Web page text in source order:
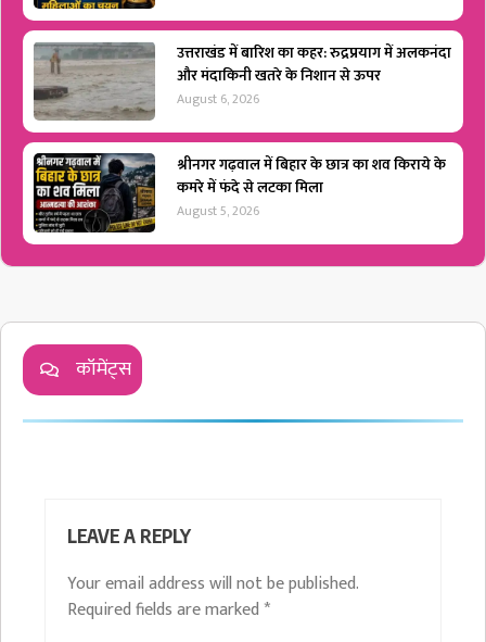
उत्तराखंड में बारिश का कहर: रुद्रप्रयाग में अलकनंदा
और मंदाकिनी खतरे के निशान से ऊपर
August 6, 2026
श्रीनगर गढ़वाल में बिहार के छात्र का शव किराये के
कमरे में फंदे से लटका मिला
August 5, 2026
कॉमेंट्स
LEAVE A REPLY
Your email address will not be published.
Required fields are marked *